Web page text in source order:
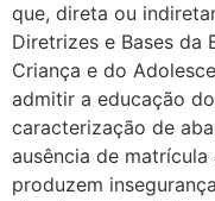
que, direta ou
Diretrizes e Bases da
Criança e do
admitir a educação
caracterização de
ausência de
produzem